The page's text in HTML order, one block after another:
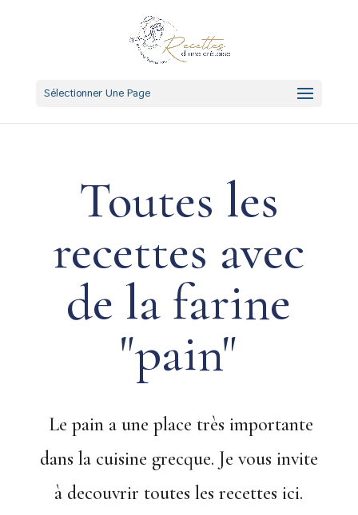
Sélectionner Une Page
Toutes les
recettes avec
de la farine
"pain"
Le pain a une place très importante
dans la cuisine grecque. Je vous invite
à decouvrir toutes les recettes ici.